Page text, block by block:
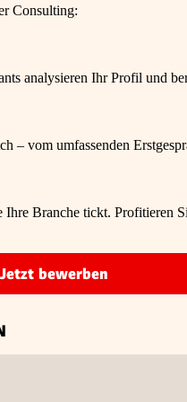
Consulting:
analysieren Ihr Profil und
– vom umfassenden
Branche tickt. Profitieren
Jetzt bewerben